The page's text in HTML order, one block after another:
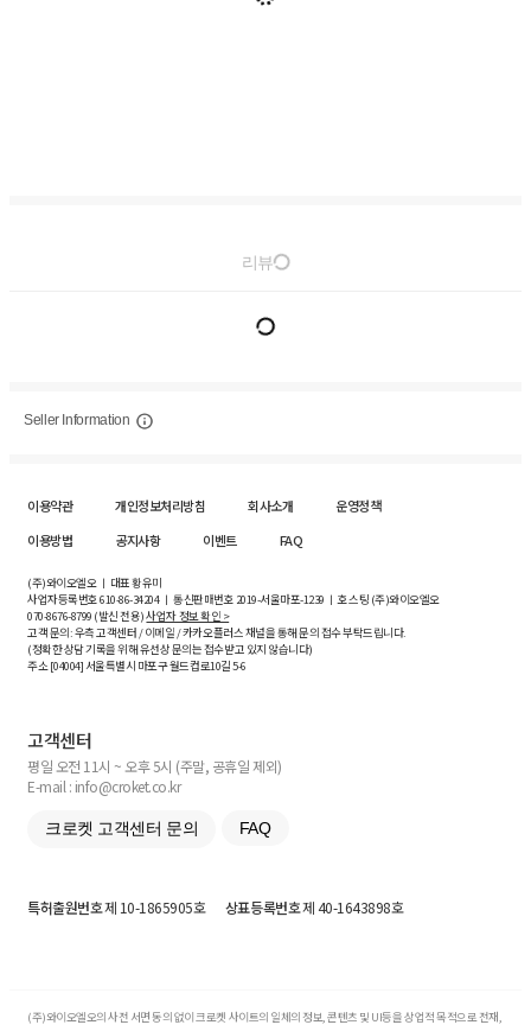
리뷰
Seller Information
이용약관 개인정보처리방침 회사소개
운영정책
이용방법
공지사항 이벤트 FAQ
(주)와이오엘오 ㅣ 대표 황유미
사업자등록번호610-86-34204ㅣ 통신판매번호 2019-서울마포-1239 ㅣ 호스팅 (주)와이오엘오
070-8676-8799 (발신 전용)사업자 정보 확인 >
고객 문의: 우측 고객센터 / 이메일 / 카카오플러스 채널을 통해 문의 접수 부탁드립니다.
(정확한 상담 기록을 위해 유선상 문의는 접수받고 있지 않습니다)
주소 [04004] 서울특별시 마포구 월드컵로10길5-6
고객센터
평일 오전 11시 ~ 오후 5시 (주말, 공휴일 제외)
E-mail : info@croket.co.kr
크로켓 고객센터 문의 FAQ
특허출원번호제 10-1865905호 상표등록번호제 40-1643898호
(주)와이오엘오의 사전 서면 동의 없이 크로켓 사이트의 일체의 정보, 콘텐츠 및 UI등을 상업적 목적으로 전재,